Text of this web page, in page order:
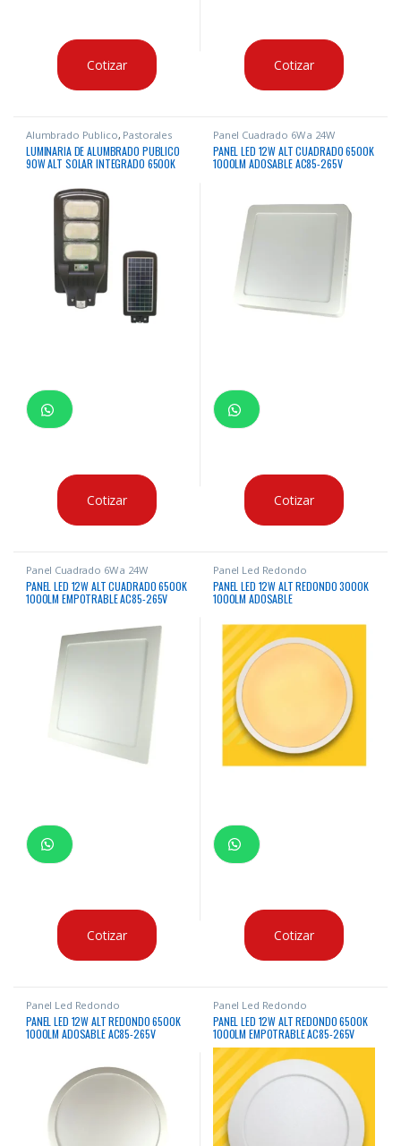
Cotizar Cotizar
Alumbrado Publico, Pastorales
Solares
LUMINARIA DE ALUMBRADO PUBLICO
90W ALT SOLAR INTEGRADO 6500K
Cotizar
Panel Cuadrado 6W a 24W
PANEL LED 12W ALT CUADRADO 6500K
1000LM ADOSABLE AC85-265V
Cotizar
Panel Cuadrado 6W a 24W
PANEL LED 12W ALT CUADRADO 6500K
1000LM EMPOTRABLE AC85-265V
Cotizar
Panel Led Redondo
PANEL LED 12W ALT REDONDO 3000K
1000LM ADOSABLE
Cotizar
Panel Led Redondo
PANEL LED 12W ALT REDONDO 6500K
1000LM ADOSABLE AC85-265V
Panel Led Redondo
PANEL LED 12W ALT REDONDO 6500K
1000LM EMPOTRABLE AC85-265V
50/60HZ